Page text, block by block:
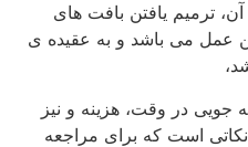
ترمیم یافتن بافت های
عمل می باشد و به عقیده ی
در وقت، هزینه و نیز
است که برای مراجعه